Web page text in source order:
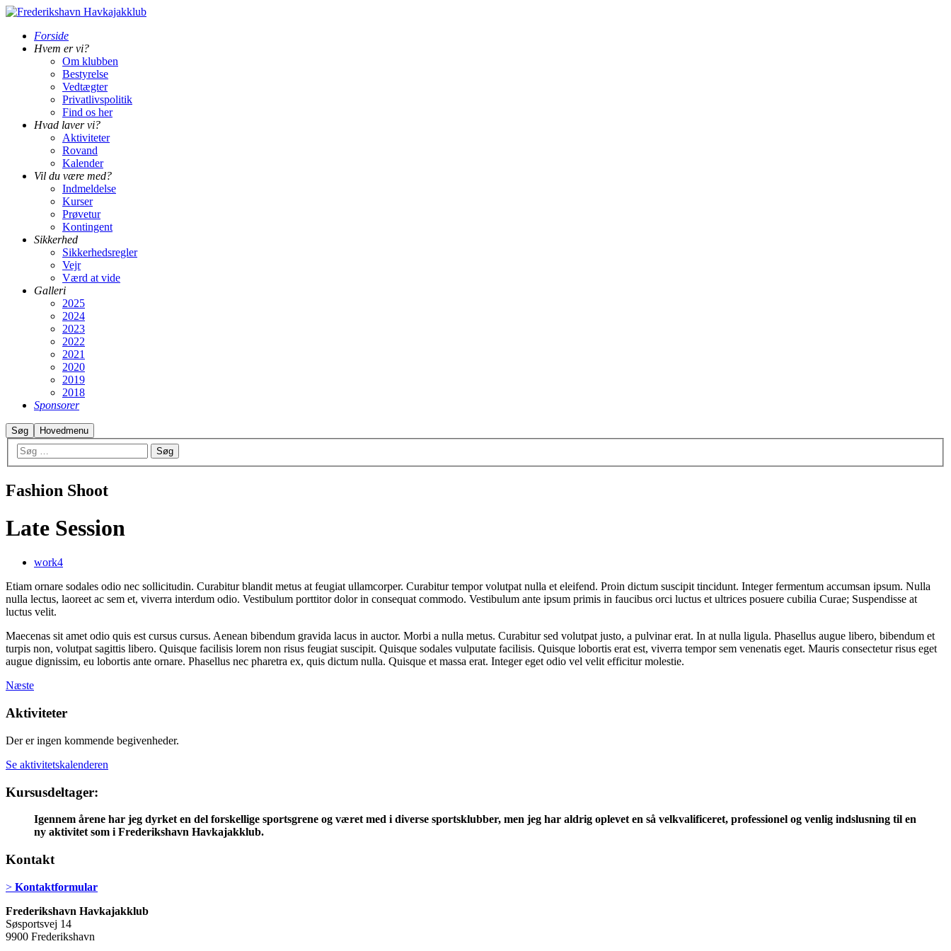
Forside
Hvem er vi?
Om klubben
Bestyrelse
Vedtægter
Privatlivspolitik
Find os her
Hvad laver vi?
Aktiviteter
Rovand
Kalender
Vil du være med?
Indmeldelse
Kurser
Prøvetur
Kontingent
Sikkerhed
Sikkerhedsregler
Vejr
Værd at vide
Galleri
2025
2024
2023
2022
2021
2020
2019
2018
Sponsorer
Søg Hovedmenu
Fashion Shoot
Late Session
work4
Etiam ornare sodales odio nec sollicitudin. Curabitur blandit metus at feugiat ullamcorper. Curabitur tempor volutpat nulla et eleifend. Proin dictum suscipit tincidunt. Integer fermentum accumsan ipsum. Nulla
nulla lectus, laoreet ac sem et, viverra interdum odio. Vestibulum porttitor dolor in consequat commodo. Vestibulum ante ipsum primis in faucibus orci luctus et ultrices posuere cubilia Curae; Suspendisse at
luctus velit.
Maecenas sit amet odio quis est cursus cursus. Aenean bibendum gravida lacus in auctor. Morbi a nulla metus. Curabitur sed volutpat justo, a pulvinar erat. In at nulla ligula. Phasellus augue libero, bibendum et
turpis non, volutpat sagittis libero. Quisque facilisis lorem non risus feugiat suscipit. Quisque sodales vulputate facilisis. Quisque lobortis erat est, viverra tempor sem venenatis eget. Mauris consectetur risus eget
augue dignissim, eu lobortis ante ornare. Phasellus nec pharetra ex, quis dictum nulla. Quisque et massa erat. Integer eget odio vel velit efficitur molestie.
Næste
Aktiviteter
Der er ingen kommende begivenheder.
Se aktivitetskalenderen
Kursusdeltager:
Igennem årene har jeg dyrket en del forskellige sportsgrene og været med i diverse sportsklubber, men jeg har aldrig oplevet en så velkvalificeret, professionel og venlig indslusning til en
ny aktivitet som i Frederikshavn Havkajakklub.
Kontakt
> Kontaktformular
Frederikshavn Havkajakklub
Søsportsvej 14
9900 Frederikshavn